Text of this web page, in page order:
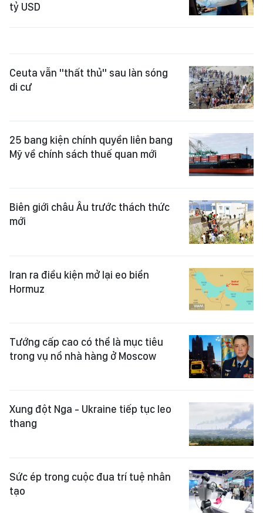
tỷ USD
Ceuta vẫn "thất thủ" sau làn sóng
di cư
25 bang kiện chính quyền liên bang
Mỹ về chính sách thuế quan mới
Biên giới châu Âu trước thách thức
mới
Iran ra điều kiện mở lại eo biển
Hormuz
Tướng cấp cao có thể là mục tiêu
trong vụ nổ nhà hàng ở Moscow
Xung đột Nga - Ukraine tiếp tục leo
thang
Sức ép trong cuộc đua trí tuệ nhân
tạo